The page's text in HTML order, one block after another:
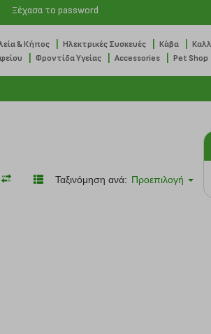
Ξέχασα το password
& Κήπος Ηλεκτρικές Συσκευές Κάβα
Φροντίδα Υγείας Accessories Pet Shop
Ταξινόμηση ανά: Προεπιλογή